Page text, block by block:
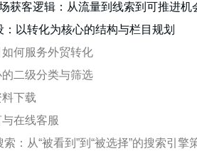
获客逻辑：从流量到线索到可推进机
：以转化为核心的结构与栏目规划
何服务外贸转化
二级分类与筛选
下载
在线客服
：从“被看到”到“被选择”的搜索引擎